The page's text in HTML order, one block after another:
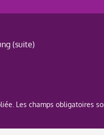
(suite)
Les champs obligatoires